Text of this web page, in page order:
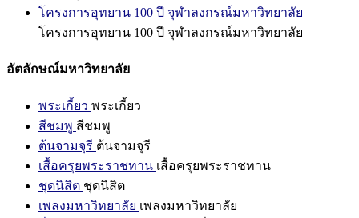
โครงการอุทยาน 100 ปี จุฬาลงกรณ์มหาวิทยาลัย
โครงการอุทยาน 100 ปี จุฬาลงกรณ์มหาวิทยาลัย
อัตลักษณ์มหาวิทยาลัย
พระเกี้ยว พระเกี้ยว
สีชมพู สีชมพู
ต้นจามจุรี ต้นจามจุรี
เสื้อครุยพระราชทาน เสื้อครุยพระราชทาน
ชุดนิสิต ชุดนิสิต
เพลงมหาวิทยาลัย เพลงมหาวิทยาลัย